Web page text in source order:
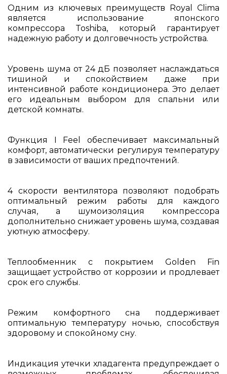
Одним из ключевых преимуществ Royal Clima
является использование японского
компрессора Toshiba, который гарантирует
надежную работу и долговечность устройства.
Уровень шума от 24 дБ позволяет наслаждаться
тишиной и спокойствием даже при
интенсивной работе кондиционера. Это делает
его идеальным выбором для спальни или
детской комнаты.
Функция I Feel обеспечивает максимальный
комфорт, автоматически регулируя температуру
в зависимости от ваших предпочтений.
4 скорости вентилятора позволяют подобрать
оптимальный режим работы для каждого
случая, а шумоизоляция компрессора
дополнительно снижает уровень шума, создавая
уютную атмосферу.
Теплообменник с покрытием Golden Fin
защищает устройство от коррозии и продлевает
срок его службы.
Режим комфортного сна поддерживает
оптимальную температуру ночью, способствуя
здоровому и спокойному сну.
Индикация утечки хладагента предупреждает о